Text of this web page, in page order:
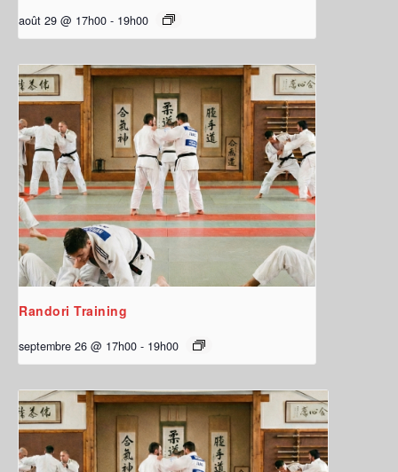
août 29 @ 17h00 - 19h00
Randori Training
septembre 26 @ 17h00 - 19h00